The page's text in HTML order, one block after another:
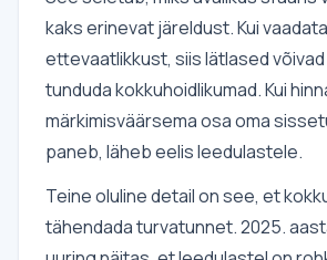
kaks erinevat järeldust. Kui
ettevaatlikkust, siis lätlased
tunduda kokkuhoidlikumad. Kui
märkimisväärsema osa oma
paneb, läheb eelis leedulastele.
Teine oluline detail on see, et
tähendada turvatunnet. 2025.